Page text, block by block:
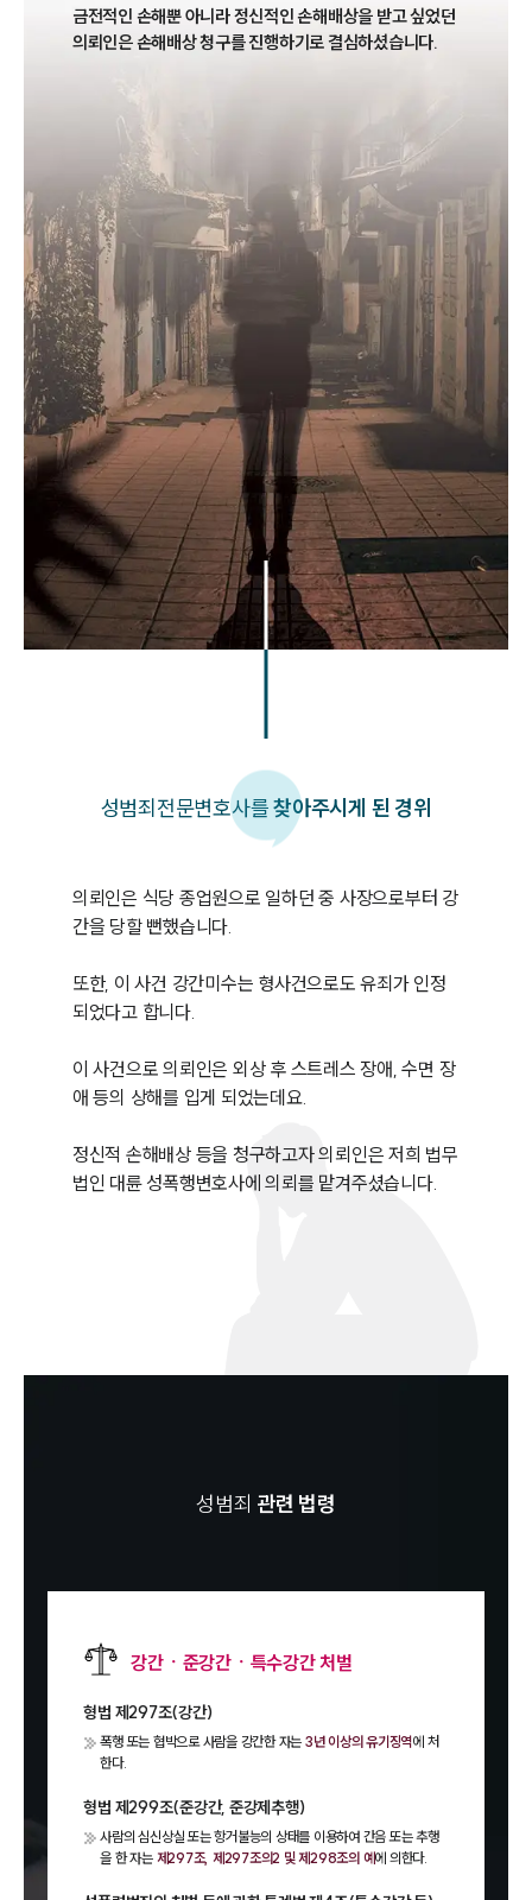
금전적인 손해뿐 아니라 정신적인 손해배상을 받고 싶었던
의뢰인은 손해배상 청구를 진행하기로 결심하셨습니다.
성범죄전문변호사를찾아주시게 된 경위
의뢰인은 식당 종업원으로 일하던 중 사장으로부터 강
간을 당할 뻔했습니다.
또한, 이 사건 강간미수는 형사건으로도 유죄가 인정
되었다고 합니다.
이 사건으로 의뢰인은 외상 후 스트레스 장애, 수면 장
애 등의 상해를 입게 되었는데요.
정신적 손해배상 등을 청구하고자 의뢰인은 저희 법무
법인 대륜 성폭행변호사에 의뢰를 맡겨주셨습니다.
성범죄 관련 법령
강간ㆍ준강간ㆍ특수강간 처벌
형법 제297조(강간)
폭행 또는 협박으로 사람을 강간한 자는 3년 이상의 유기징역에 처
한다.
형법 제299조(준강간, 준강제추행)
사람의 심신상실 또는 항거불능의 상태를 이용하여 간음 또는 추행
을 한 자는 제297조, 제297조의2 및 제298조의 예에 의한다.